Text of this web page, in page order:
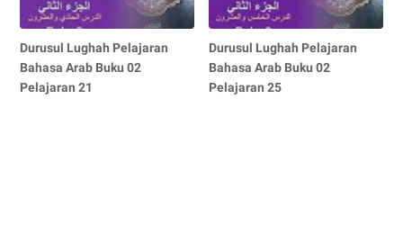
Durusul Lughah Pelajaran
Bahasa Arab Buku 02
Pelajaran 21
Durusul Lughah Pelajaran
Bahasa Arab Buku 02
Pelajaran 25